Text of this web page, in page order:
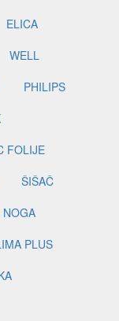
ELICA
WELL
PHILIPS
FOLIJE
ŠIŠAČ
NOGA
PLUS